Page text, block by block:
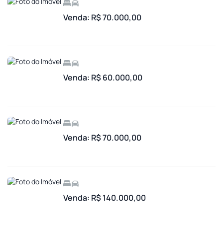
Venda: R$ 70.000,00
Venda: R$ 60.000,00
Venda: R$ 70.000,00
Venda: R$ 140.000,00